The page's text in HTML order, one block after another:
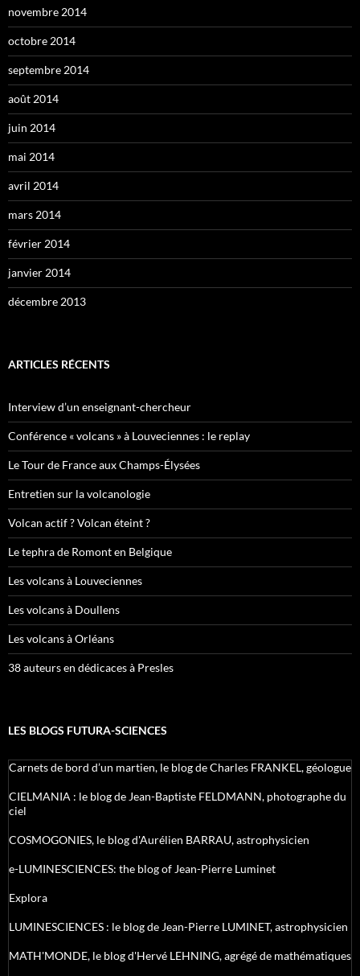
novembre 2014
octobre 2014
septembre 2014
août 2014
juin 2014
mai 2014
avril 2014
mars 2014
février 2014
janvier 2014
décembre 2013
ARTICLES RÉCENTS
Interview d’un enseignant-chercheur
Conférence « volcans » à Louveciennes : le replay
Le Tour de France aux Champs-Élysées
Entretien sur la volcanologie
Volcan actif ? Volcan éteint ?
Le tephra de Romont en Belgique
Les volcans à Louveciennes
Les volcans à Doullens
Les volcans à Orléans
38 auteurs en dédicaces à Presles
LES BLOGS FUTURA-SCIENCES
Carnets de bord d’un martien, le blog de Charles FRANKEL, géologue
CIELMANIA : le blog de Jean-Baptiste FELDMANN, photographe du
ciel
COSMOGONIES, le blog d'Aurélien BARRAU, astrophysicien
e-LUMINESCIENCES: the blog of Jean-Pierre Luminet
Explora
LUMINESCIENCES : le blog de Jean-Pierre LUMINET, astrophysicien
MATH'MONDE, le blog d'Hervé LEHNING, agrégé de mathématiques